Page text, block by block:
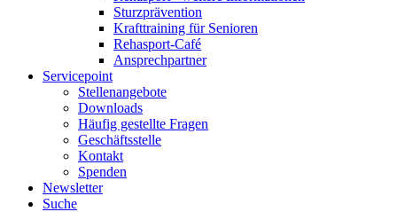
Sturzprävention
Krafttraining für Senioren
Rehasport-Café
Ansprechpartner
Servicepoint
Stellenangebote
Downloads
Häufig gestellte Fragen
Geschäftsstelle
Kontakt
Spenden
Newsletter
Suche